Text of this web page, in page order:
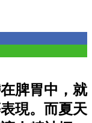
脾胃中，就
現。而夏天